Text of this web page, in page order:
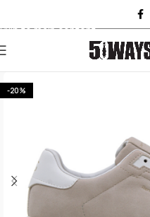
Skip to main content
-20%